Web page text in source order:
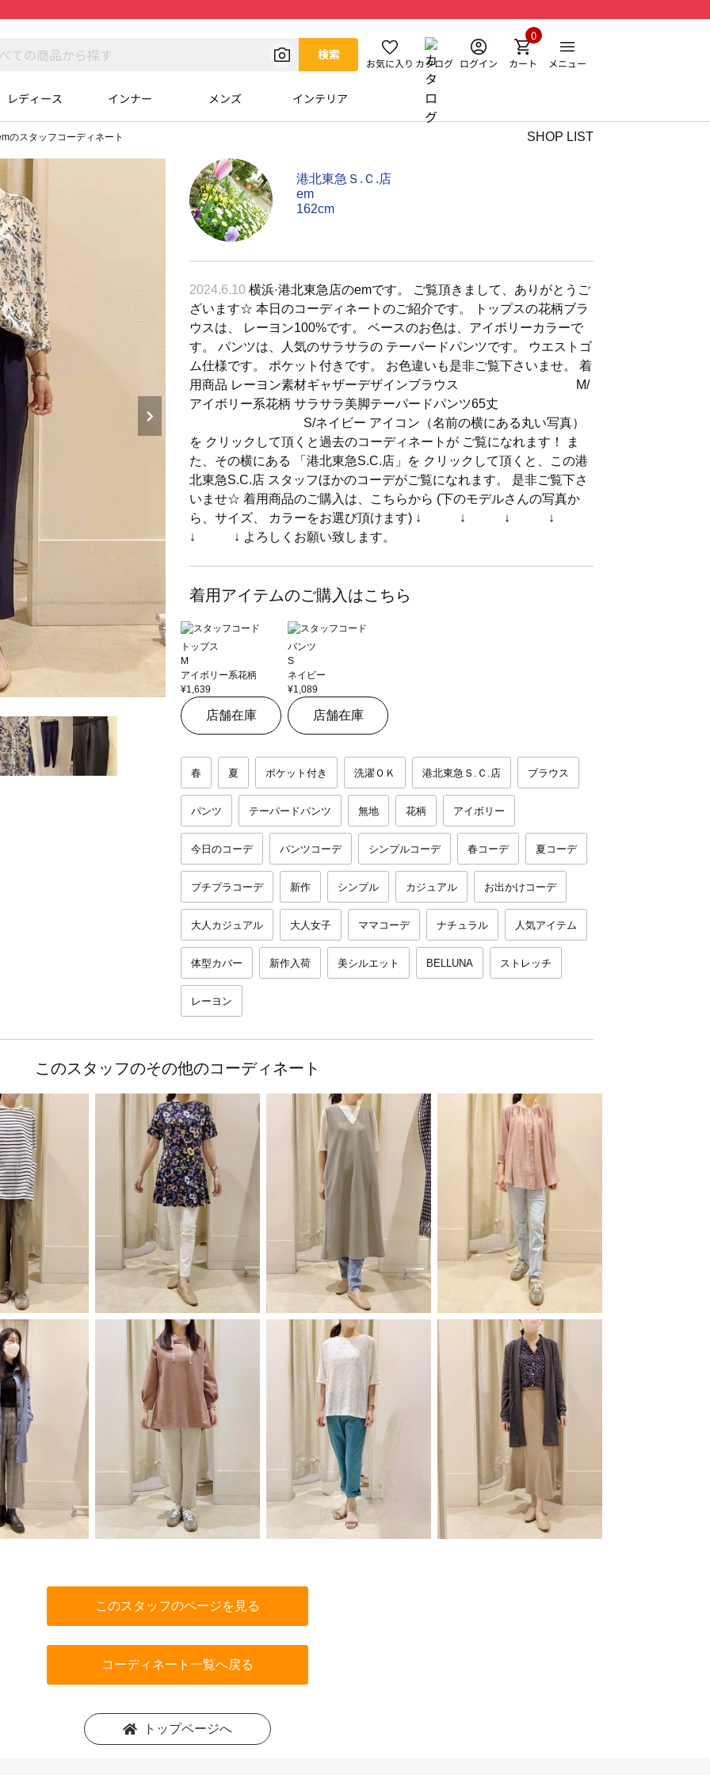
検索
お気に入り カタログ ログイン カート
0
メニュー
レディース インナー メンズ インテリア
のスタッフコーディネート SHOP LIST
港北東急Ｓ.Ｃ.店
em
162cm
2024.6.10 横浜·港北東急店のemです。 ご覧頂きまして、ありがとうご
ざいます☆ 本日のコーディネートのご紹介です。 トップスの花柄ブラ
ウスは、 レーヨン100%です。 ベースのお色は、アイボリーカラーで
す。 パンツは、人気のサラサラの テーパードパンツです。 ウエストゴ
ム仕様です。 ポケット付きです。 お色違いも是非ご覧下さいませ。 着
用商品 レーヨン素材ギャザーデザインブラウス M/
アイボリー系花柄 サラサラ美脚テーパードパンツ65丈
S/ネイビー アイコン（名前の横にある丸い写真）
を クリックして頂くと過去のコーディネートが ご覧になれます！ ま
た、その横にある 「港北東急S.C.店」を クリックして頂くと、この港
北東急S.C.店 スタッフほかのコーデがご覧になれます。 是非ご覧下さ
いませ☆ 着用商品のご購入は、こちらから (下のモデルさんの写真か
ら、サイズ、 カラーをお選び頂けます) ↓ ↓ ↓ ↓
↓ ↓ よろしくお願い致します。
着用アイテムのご購入はこちら
トップス
M
アイボリー系花柄
¥1,639
店舗在庫
パンツ
S
ネイビー
¥1,089
店舗在庫
春 夏 ポケット付き 洗濯ＯＫ 港北東急Ｓ.Ｃ.店 ブラウス
パンツ テーパードパンツ 無地 花柄 アイボリー
今日のコーデ パンツコーデ シンプルコーデ 春コーデ 夏コーデ
プチプラコーデ 新作 シンプル カジュアル お出かけコーデ
大人カジュアル 大人女子 ママコーデ ナチュラル 人気アイテム
体型カバー 新作入荷 美シルエット BELLUNA ストレッチ
レーヨン
このスタッフのその他のコーディネート
このスタッフのページを見る
コーディネート一覧へ戻る
トップページへ